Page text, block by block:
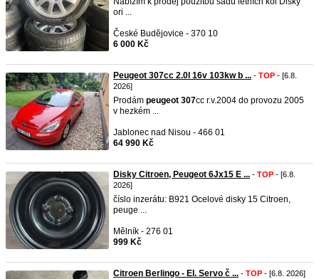
ori ...
České Budějovice - 370 10
6 000 Kč
Peugeot 307cc 2.0l 16v 103kw b ... - TOP - [6.8.
2026]
Prodám peugeot 307cc r.v.2004 do provozu 2005
v hezkém ...
Jablonec nad Nisou - 466 01
64 990 Kč
Disky Citroen, Peugeot 6Jx15 E ... - TOP - [6.8.
2026]
číslo inzerátu: B921 Ocelové disky 15 Citroen,
peuge ...
Mělník - 276 01
999 Kč
Citroen Berlingo - El. Servo č ... - TOP - [6.8. 2026]